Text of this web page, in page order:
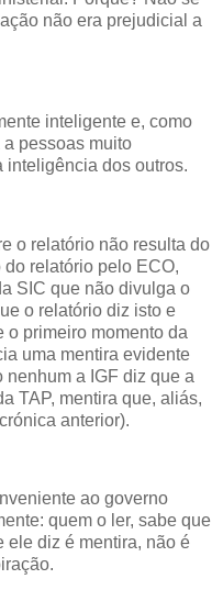
não era prejudicial a
inteligente e, como
pessoas muito
inteligência dos outros.
o relatório não resulta do
relatório pelo ECO,
SIC que não divulga o
o relatório diz isto e
o primeiro momento da
uma mentira evidente
nenhum a IGF diz que a
TAP, mentira que, aliás,
anterior).
ao governo
quem o ler, sabe que
ele diz é mentira, não é